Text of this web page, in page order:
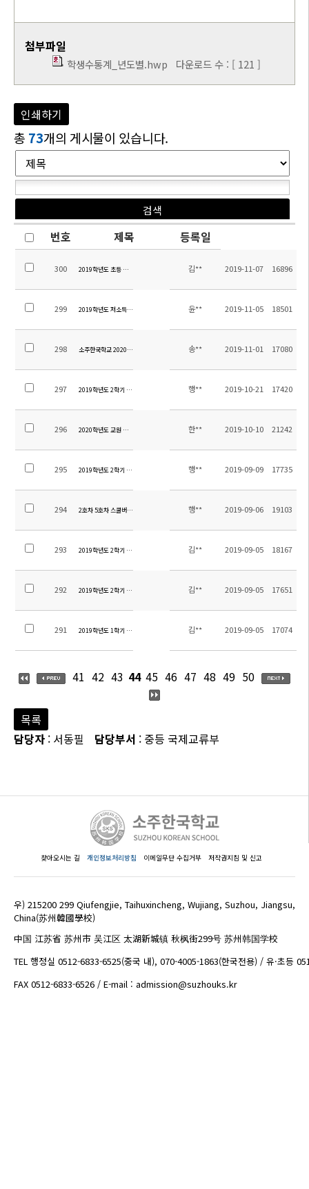
첨부파일
학생수통계_년도별.hwp 다운로드 수 : [ 121 ]
인쇄하기
총 73개의 게시물이 있습니다.
번호 제목 등록일
300 2019학년도 초등 교실밖체험학습 정산내역 김** 2019-11-07 16896
299 2019학년도 저소득층 학비 지원 안내장 및 신청서
윤** 2019-11-05 18501
298 소주한국학교 2020학년도 교원 추가 초빙 공고송** 2019-11-01 17080
297 2019학년도 2학기 현장체험학습, 수학여행 여행자보험 보장내용안내
행** 2019-10-21 17420
296 2020학년도 교원 초빙 공고 한** 2019-10-10 21242
295 2019학년도 2학기 수질검사 결과 안내 행** 2019-09-09 17735
294 2호차 5호차 스쿨버스 변경 안내 행** 2019-09-06 19103
293 2019학년도 2학기 초등방과후학교 수강료 안내김** 2019-09-05 18167
292 2019학년도 2학기 초등 방과후학교 신청 안내김** 2019-09-05 17651
291 2019학년도 1학기 초등 방과후학교 만족도 조사 결과
김** 2019-09-05 17074
41 42 43 44 45 46 47 48 49 50
목록
담당자 : 서동필 담당부서 : 중등 국제교류부
찾아오시는 길 개인정보처리방침 이메일무단 수집거부 저작권지침 및 신고
우) 215200 299 Qiufengjie, Taihuxincheng, Wujiang, Suzhou, Jiangsu,
China(苏州韓國學校)
中国 江苏省 苏州市 吴江区 太湖新城镇 秋枫街299号 苏州韩国学校
TEL 행정실 0512-6833-6525(중국 내), 070-4005-1863(한국전용) / 유·초등
FAX 0512-6833-6526 / E-mail : admission@suzhouks.kr